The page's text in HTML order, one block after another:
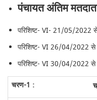
पंचायत अंतिम
परिशिष्ट- VI- 21/05/
परिशिष्ट- VI 26/04/2022
परिशिष्ट- VI 30/04/2022